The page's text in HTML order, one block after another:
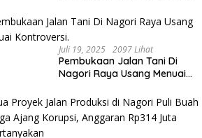
Jadi
Juli 19, 2025 2097 Lihat
Pembukaan Jalan Tani Di
Nagori Raya Usang Menuai